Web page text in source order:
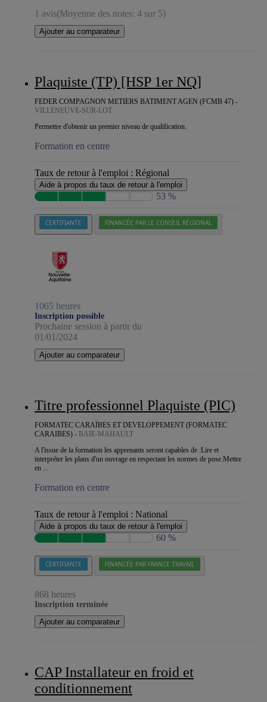
1 avis(Moyenne des notes: 4 sur 5)
Ajouter au comparateur
Plaquiste (TP) [HSP 1er NQ]
FEDER COMPAGNON METIERS BATIMENT AGEN (FCMB 47) -
VILLENEUVE-SUR-LOT
Permettre d'obtenir un premier niveau de qualification.
Formation en centre
Taux de retour à l'emploi : Régional
Aide à propos du taux de retour à l'emploi
53 %
CERTIFIANTE FINANCÉE PAR LE CONSEIL RÉGIONAL
1065 heures
Inscription possible
Prochaine session à partir du
01/01/2024
Ajouter au comparateur
Titre professionnel Plaquiste (PIC)
FORMATEC CARAÏBES ET DEVELOPPEMENT (FORMATEC
CARAIBES) - BAIE-MAHAULT
A l'issue de la formation les apprenants seront capables de :Lire et
interpréter les plans d'un ouvrage en respectant les normes de pose.Mettre
en ...
Formation en centre
Taux de retour à l'emploi : National
Aide à propos du taux de retour à l'emploi
60 %
CERTIFIANTE FINANCÉE PAR FRANCE TRAVAIL
868 heures
Inscription terminée
Ajouter au comparateur
CAP Installateur en froid et
conditionnement